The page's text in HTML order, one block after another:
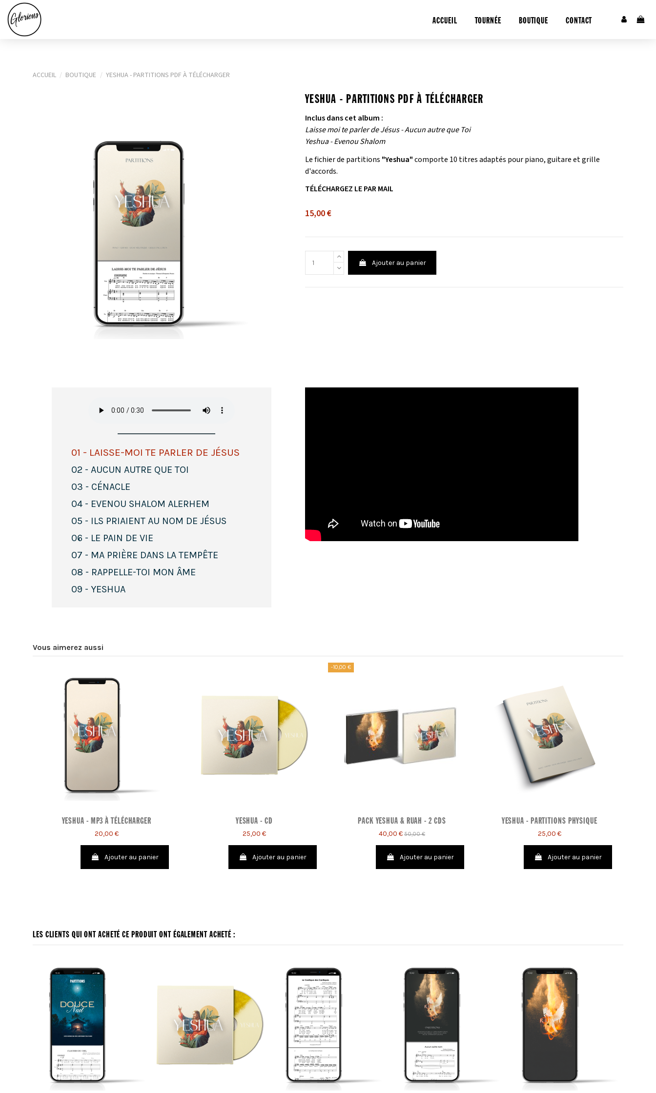
ACCUEIL TOURNÉE BOUTIQUE CONTACT
ACCUEIL BOUTIQUE YESHUA - PARTITIONS PDF À TÉLÉCHARGER
YESHUA - PARTITIONS PDF À TÉLÉCHARGER
Inclus dans cet album :
Laisse moi te parler de Jésus - Aucun autre que Toi
Yeshua - Evenou Shalom
Le fichier de partitions "Yeshua"comporte 10 titres adaptés pour piano, guitare et grille
d'accords.
TÉLÉCHARGEZ LE PAR MAIL
15,00 €
Ajouter au panier
01 - LAISSE-MOI TE PARLER DE JÉSUS
02 - AUCUN AUTRE QUE TOI
03 - CÉNACLE
04 - EVENOU SHALOM ALERHEM
05 - ILS PRIAIENT AU NOM DE JÉSUS
06 - LE PAIN DE VIE
07 - MA PRIÈRE DANS LA TEMPÊTE
08 - RAPPELLE-TOI MON ÂME
09 - YESHUA
Vous aimerez aussi
YESHUA - MP3 À TÉLÉCHARGER
20,00 €
Ajouter au panier
YESHUA - CD
25,00 €
Ajouter au panier
-10,00 €
PACK YESHUA & RUAH - 2 CDS
40,00 €50,00 €
Ajouter au panier
YESHUA - PARTITIONS PHYSIQUE
25,00 €
Ajouter au panier
LES CLIENTS QUI ONT ACHETÉ CE PRODUIT ONT ÉGALEMENT ACHETÉ :